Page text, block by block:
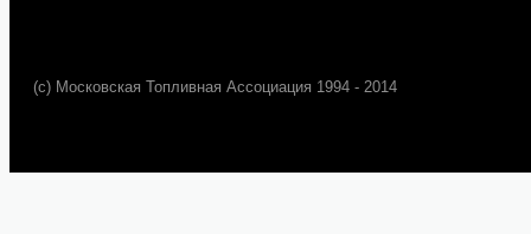
(c) Московская Топливная Ассоциация 1994 - 2014